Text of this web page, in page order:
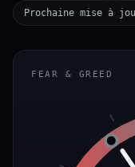
Prochaine mise à
FEAR & GREED